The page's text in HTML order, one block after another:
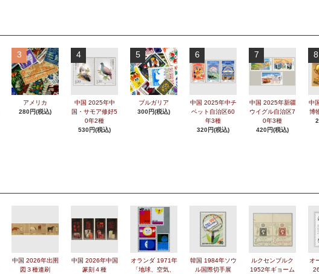
3
アメリカ
280円(税込)
4
中国 2025年中
国・サモア修好5
0年2種
530円(税込)
5
ブルガリア
300円(税込)
6
中国 2025年中チ
ベット自治区60
年3種
320円(税込)
7
中国 2025年新疆
ウイグル自治区7
0年3種
420円(税込)
8
中
博
中国 2026年出圉
図３種連刷
中国 2026年中国
篆刻４種
オランダ 1971年
「地球、空気、
韓国 1984年ソウ
ル国際切手展
ルクセンブルク
1952年ギョーム
オ